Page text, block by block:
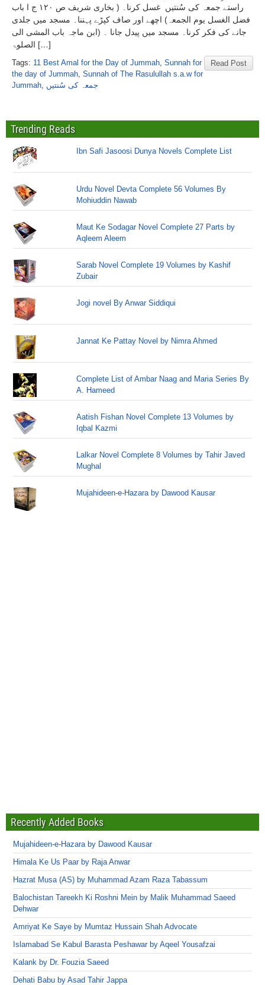
راستے جمعہ کی سُنتیں غسل کرنا۔ ( بخاری شریف ص ۱۲۰ ج ا باب
فضل الغسل یوم الجمعہ) اچھے اور صاف کپڑے پہننا۔ مسجد میں جلدی
جانے کی فکر کرنا۔ مسجد میں پیدل جانا ۔ (ابن ماجہ باب المشی الی
الصلوۃ […]
Read Post
Tags: 11 Best Amal for the Day of Jummah, Sunnah for
the day of Jummah, Sunnah of The Rasulullah s.a.w for
Jummah, جمعہ کی سُنتیں
Trending Reads
Ibn Safi Jasoosi Dunya Novels Complete List
Urdu Novel Devta Complete 56 Volumes By
Mohiuddin Nawab
Maut Ke Sodagar Novel Complete 27 Parts by
Aqleem Aleem
Sarab Novel Complete 19 Volumes by Kashif
Zubair
Jogi novel By Anwar Siddiqui
Jannat Ke Pattay Novel by Nimra Ahmed
Complete List of Ambar Naag and Maria Series By
A. Hameed
Aatish Fishan Novel Complete 13 Volumes by
Iqbal Kazmi
Lalkar Novel Complete 8 Volumes by Tahir Javed
Mughal
Mujahideen-e-Hazara by Dawood Kausar
Recently Added Books
Mujahideen-e-Hazara by Dawood Kausar
Himala Ke Us Paar by Raja Anwar
Hazrat Musa (AS) by Muhammad Azam Raza Tabassum
Balochistan Tareekh Ki Roshni Mein by Malik Muhammad Saeed
Dehwar
Amriyat Ke Saye by Mumtaz Hussain Shah Advocate
Islamabad Se Kabul Barasta Peshawar by Aqeel Yousafzai
Kalank by Dr. Fouzia Saeed
Dehati Babu by Asad Tahir Jappa